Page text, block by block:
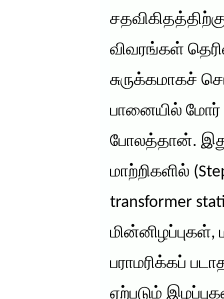
விவரங்கள்
சுருக்கமாகச்
பானையில் மோர்
போலத்தான்.
மாற்றிகளில்
transformer
மின்னிழப்புகள்,
பராமரிக்கப்
ஏற்படும்